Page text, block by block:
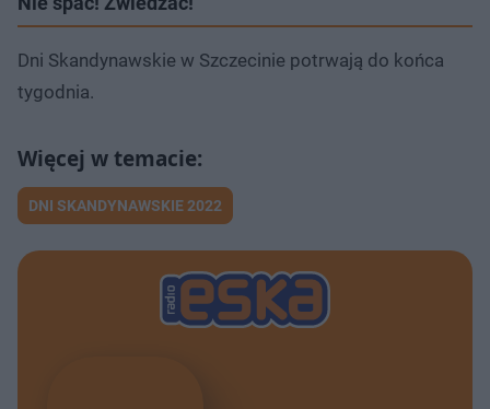
Dni Skandynawskie w Szczecinie potrwają do końca
tygodnia.
DNI SKANDYNAWSKIE 2022